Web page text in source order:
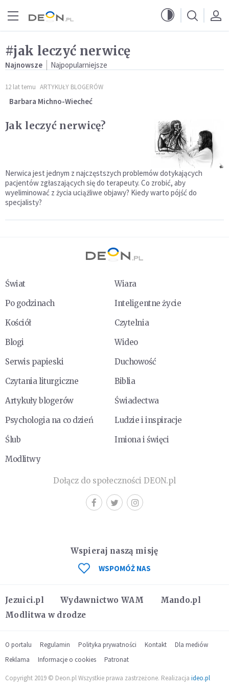
#jak leczyć nerwicę
Najnowsze Najpopularniejsze
12 lat temu ARTYKUŁY BLOGERÓW
Barbara Michno-Wiecheć
Jak leczyć nerwicę?
Nerwica jest jednym z najczęstszych problemów dotykających
pacjentów zgłaszających się do terapeuty. Co zrobić, aby
wyeliminować z życia uciążliwe objawy? Kiedy warto pójść do
specjalisty?
Świat
Wiara
Po godzinach
Inteligentne życie
Kościół
Czytelnia
Blogi
Wideo
Serwis papieski
Duchowość
Czytania liturgiczne
Biblia
Artykuły blogerów
Świadectwa
Psychologia na co dzień
Ludzie i inspiracje
Ślub
Imiona i święci
Modlitwy
Dołącz do społeczności DEON.pl
Jezuici.pl Wydawnictwo WAM
Mando.pl
Modlitwa w drodze
Wspieraj naszą misję
WSPOMÓŻ NAS
O portalu Regulamin Polityka prywatności Kontakt
Dla mediów
Reklama
Informacje o cookies Patronat
Copyright 2019 © Deon.pl Wszystkie prawa zastrzeżone. Realizacja ideo.pl